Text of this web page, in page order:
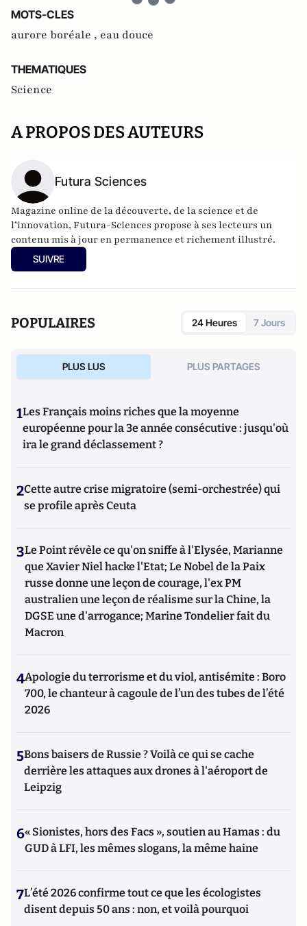
MOTS-CLES
aurore boréale , eau douce
THEMATIQUES
Science
A PROPOS DES AUTEURS
Futura Sciences
Magazine online de la découverte, de la science et de
l’innovation, Futura-Sciences propose à ses lecteurs un
contenu mis à jour en permanence et richement illustré.
SUIVRE
POPULAIRES 24 Heures 7 Jours
PLUS LUS PLUS PARTAGES
1Les Français moins riches que la moyenne
européenne pour la 3e année consécutive : jusqu'où
ira le grand déclassement ?
2Cette autre crise migratoire (semi-orchestrée) qui
se profile après Ceuta
3Le Point révèle ce qu'on sniffe à l'Elysée, Marianne
que Xavier Niel hacke l'Etat; Le Nobel de la Paix
russe donne une leçon de courage, l'ex PM
australien une leçon de réalisme sur la Chine, la
DGSE une d'arrogance; Marine Tondelier fait du
Macron
4Apologie du terrorisme et du viol, antisémite : Boro
700, le chanteur à cagoule de l’un des tubes de l’été
2026
5Bons baisers de Russie ? Voilà ce qui se cache
derrière les attaques aux drones à l'aéroport de
Leipzig
6« Sionistes, hors des Facs », soutien au Hamas : du
GUD à LFI, les mêmes slogans, la même haine
7L’été 2026 confirme tout ce que les écologistes
disent depuis 50 ans : non, et voilà pourquoi